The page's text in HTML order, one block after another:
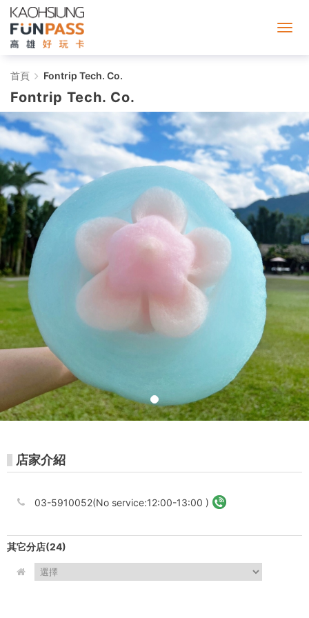
Fontrip
Tech.
Co.
-
가
오
슝
펀
패
스
首頁 Fontrip Tech. Co.
Fontrip Tech. Co.
店家介紹
03-5910052(No service:12:00-13:00 )
其它分店(24)